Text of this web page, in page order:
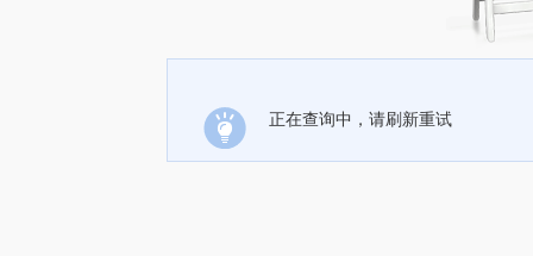
正在查询中，请刷新重试